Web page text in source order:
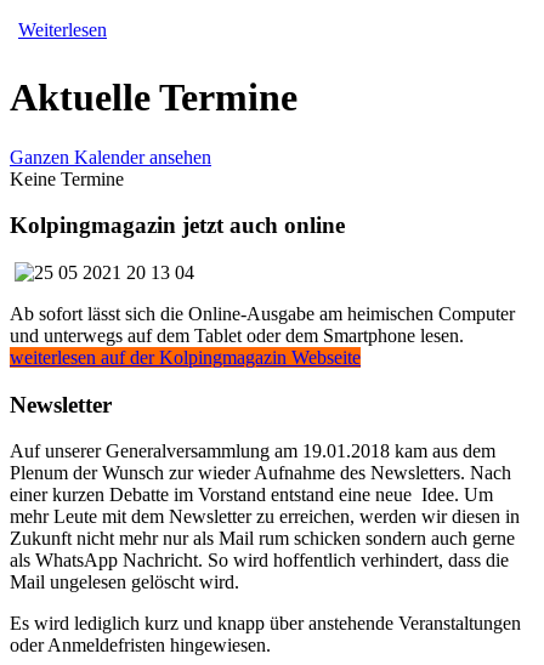
Weiterlesen
Aktuelle Termine
Ganzen Kalender ansehen
Keine Termine
Kolpingmagazin jetzt auch online
Ab sofort lässt sich die Online-Ausgabe am heimischen Computer
und unterwegs auf dem Tablet oder dem Smartphone lesen.
weiterlesen auf der Kolpingmagazin Webseite
Newsletter
Auf unserer Generalversammlung am 19.01.2018 kam aus dem
Plenum der Wunsch zur wieder Aufnahme des Newsletters. Nach
einer kurzen Debatte im Vorstand entstand eine neue Idee. Um
mehr Leute mit dem Newsletter zu erreichen, werden wir diesen in
Zukunft nicht mehr nur als Mail rum schicken sondern auch gerne
als WhatsApp Nachricht. So wird hoffentlich verhindert, dass die
Mail ungelesen gelöscht wird.
Es wird lediglich kurz und knapp über anstehende Veranstaltungen
oder Anmeldefristen hingewiesen.